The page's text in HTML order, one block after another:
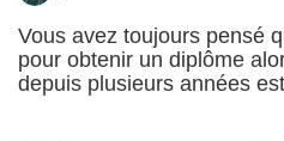
Vous avez toujours pensé
pour obtenir un diplôme
depuis plusieurs années